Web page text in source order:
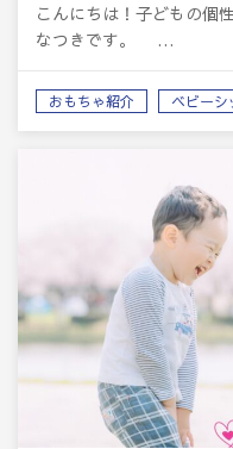
こんにちは！子どもの個
なつきです。 …
おもちゃ紹介 ベビー